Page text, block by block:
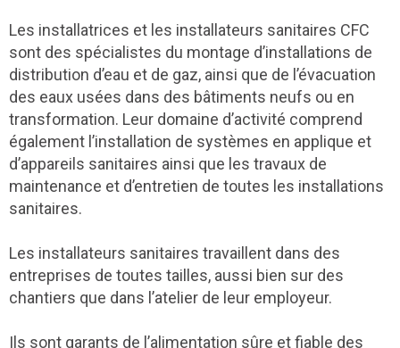
Les installatrices et les installateurs sanitaires CFC
sont des spécialistes du montage d’installations de
distribution d’eau et de gaz, ainsi que de l’évacuation
des eaux usées dans des bâtiments neufs ou en
transformation. Leur domaine d’activité comprend
également l’installation de systèmes en applique et
d’appareils sanitaires ainsi que les travaux de
maintenance et d’entretien de toutes les installations
sanitaires.
Les installateurs sanitaires travaillent dans des
entreprises de toutes tailles, aussi bien sur des
chantiers que dans l’atelier de leur employeur.
Ils sont garants de l’alimentation sûre et fiable des